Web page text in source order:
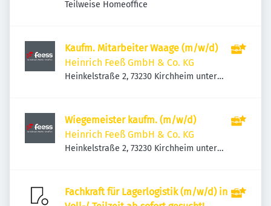
Deutschland
Teilweise Homeoffice
Kaufm. Mitarbeiter Waage (m/w/d)
Heinrich Feeß GmbH & Co. KG
Heinkelstraße 2, 73230 Kirchheim unter
Wiegemeister kaufm. (m/w/d)
Heinrich Feeß GmbH & Co. KG
Heinkelstraße 2, 73230 Kirchheim unter
Fachkraft für Lagerlogistik (m/w/d) in